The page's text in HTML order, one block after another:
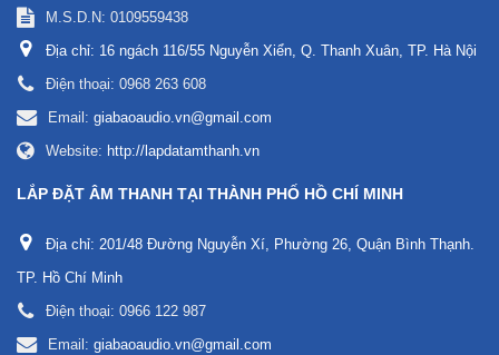
M.S.D.N: 0109559438
Địa chỉ: 16 ngách 116/55 Nguyễn Xiển, Q. Thanh Xuân, TP. Hà Nội
Điện thoại: 0968 263 608
Email: giabaoaudio.vn@gmail.com
Website: http://lapdatamthanh.vn
LẮP ĐẶT ÂM THANH TẠI THÀNH PHỐ HỒ CHÍ MINH
Địa chỉ: 201/48 Đường Nguyễn Xí, Phường 26, Quận Bình Thạnh.
TP. Hồ Chí Minh
Điện thoại: 0966 122 987
Email: giabaoaudio.vn@gmail.com